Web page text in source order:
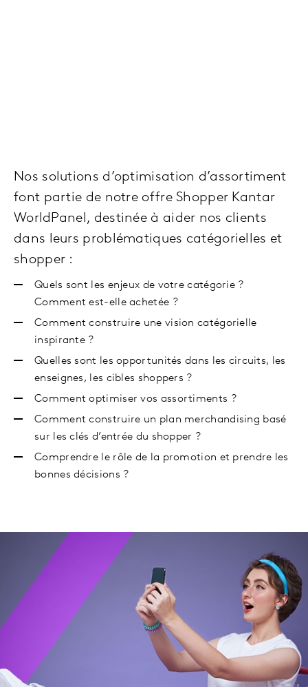
Nos solutions d’optimisation d’assortiment
font partie de notre offre Shopper Kantar
WorldPanel, destinée à aider nos clients
dans leurs problématiques catégorielles et
shopper :
Quels sont les enjeux de votre catégorie ?
Comment est-elle achetée ?
Comment construire une vision catégorielle
inspirante ?
Quelles sont les opportunités dans les circuits, les
enseignes, les cibles shoppers ?
Comment optimiser vos assortiments ?
Comment construire un plan merchandising basé
sur les clés d’entrée du shopper ?
Comprendre le rôle de la promotion et prendre les
bonnes décisions ?